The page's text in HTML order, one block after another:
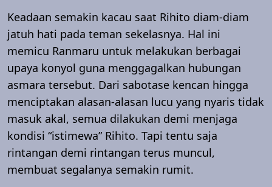
Keadaan semakin kacau saat Rihito diam-diam
jatuh hati pada teman sekelasnya. Hal ini
memicu Ranmaru untuk melakukan berbagai
upaya konyol guna menggagalkan hubungan
asmara tersebut. Dari sabotase kencan hingga
menciptakan alasan-alasan lucu yang nyaris tidak
masuk akal, semua dilakukan demi menjaga
kondisi “istimewa” Rihito. Tapi tentu saja
rintangan demi rintangan terus muncul,
membuat segalanya semakin rumit.